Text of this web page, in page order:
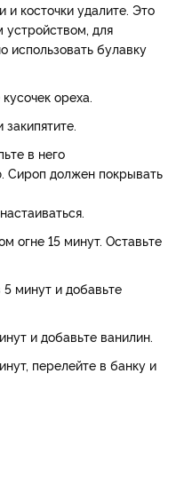
косточки удалите. Это
для
использовать булавку
ореха.
в него
должен покрывать
огне 15 минут. Оставьте
минут и добавьте
и добавьте ванилин.
перелейте в банку и